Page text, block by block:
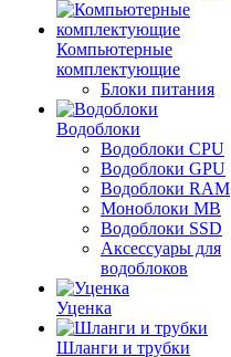
Компьютерные
комплектующие
Блоки питания
Водоблоки
Водоблоки CPU
Водоблоки GPU
Водоблоки RAM
Моноблоки MB
Водоблоки SSD
Аксессуары для
водоблоков
Уценка
Шланги и трубки